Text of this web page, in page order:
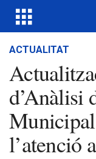
ACTUALITAT
d’Anàlisi
l’atenció